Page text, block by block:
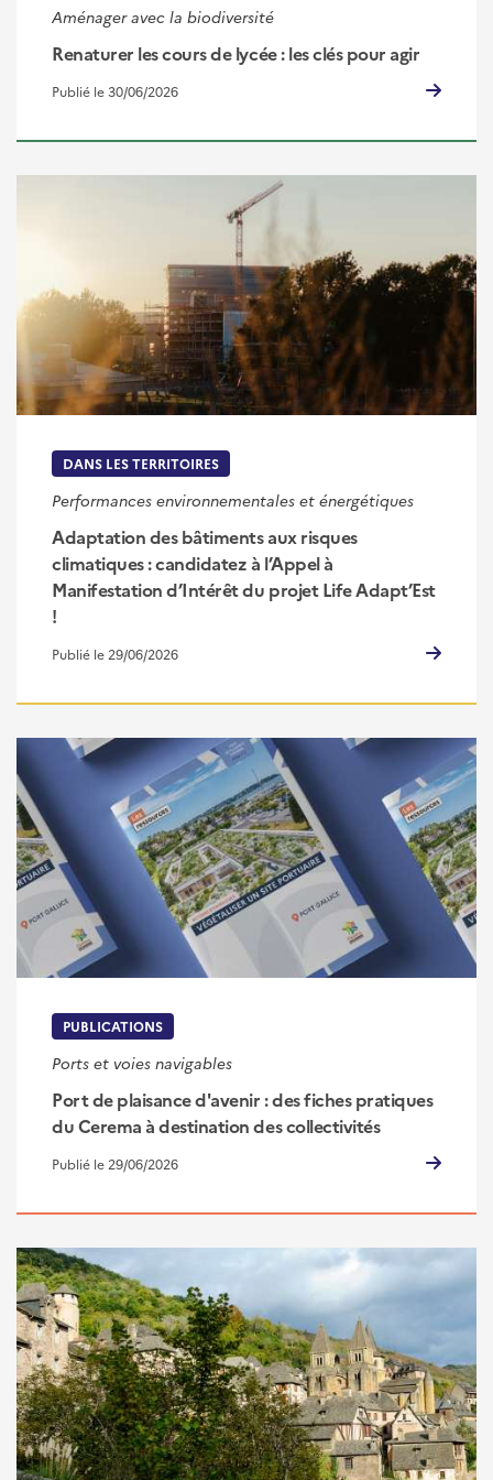
Aménager avec la biodiversité
Renaturer les cours de lycée : les clés pour agir
Publié le 30/06/2026
DANS LES TERRITOIRES
Performances environnementales et énergétiques
Adaptation des bâtiments aux risques
climatiques : candidatez à l’Appel à
Manifestation d’Intérêt du projet Life Adapt’Est
!
Publié le 29/06/2026
PUBLICATIONS
Ports et voies navigables
Port de plaisance d'avenir : des fiches pratiques
du Cerema à destination des collectivités
Publié le 29/06/2026